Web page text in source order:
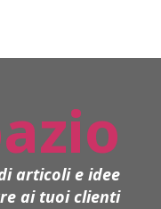
articoli e idee
ai tuoi clienti